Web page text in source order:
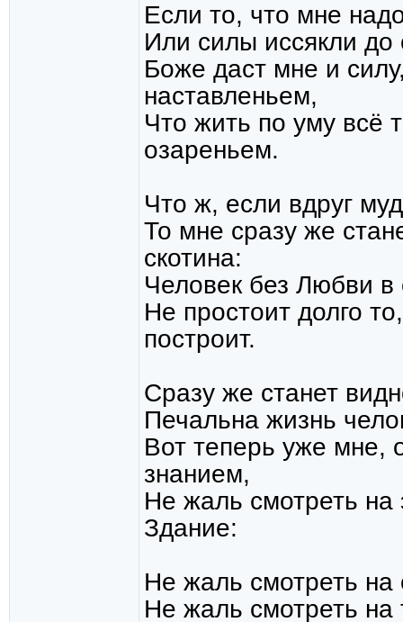
Если то, что мне
Или силы иссякли до
Боже даст мне и
наставленьем,
Что жить по уму всё
озареньем.
Что ж, если вдруг
То мне сразу же
скотина:
Человек без Любви в
Не простоит долго
построит.
Сразу же станет
Печальна жизнь
Вот теперь уже мне,
знанием,
Не жаль смотреть на
Здание:
Не жаль смотреть на
Не жаль смотреть